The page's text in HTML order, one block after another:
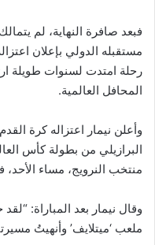
فبعد صافرة النهاية، لم
مستقبله الدولي بإعلان
رحلة امتدت لسنوات طويلة
المحافل العالمية.
وأعلن نيمار اعتزاله كرة
منتخب النرويج، مساء الأحد، في
وقال نيمار بعد المباراة:
ملعب ‘ميتلايف’ وأنهيتُ